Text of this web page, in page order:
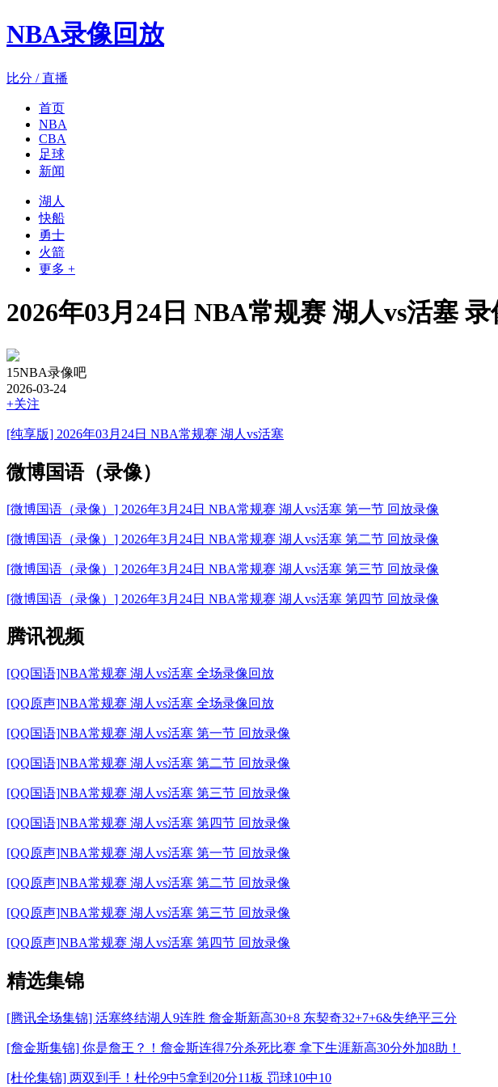
NBA录像回放
比分 / 直播
首页
NBA
CBA
足球
新闻
湖人
快船
勇士
火箭
更多 +
2026年03月24日 NBA常规赛 湖人vs活塞
15NBA录像吧
2026-03-24
+关注
[纯享版] 2026年03月24日 NBA常规赛 湖人vs活塞
微博国语（录像）
[微博国语（录像） ] 2026年3月24日 NBA常规赛 湖人vs活塞 第一节 回放录像
[微博国语（录像） ] 2026年3月24日 NBA常规赛 湖人vs活塞 第二节 回放录像
[微博国语（录像） ] 2026年3月24日 NBA常规赛 湖人vs活塞 第三节 回放录像
[微博国语（录像） ] 2026年3月24日 NBA常规赛 湖人vs活塞 第四节 回放录像
腾讯视频
[QQ国语]NBA常规赛 湖人vs活塞 全场录像回放
[QQ原声]NBA常规赛 湖人vs活塞 全场录像回放
[QQ国语]NBA常规赛 湖人vs活塞 第一节 回放录像
[QQ国语]NBA常规赛 湖人vs活塞 第二节 回放录像
[QQ国语]NBA常规赛 湖人vs活塞 第三节 回放录像
[QQ国语]NBA常规赛 湖人vs活塞 第四节 回放录像
[QQ原声]NBA常规赛 湖人vs活塞 第一节 回放录像
[QQ原声]NBA常规赛 湖人vs活塞 第二节 回放录像
[QQ原声]NBA常规赛 湖人vs活塞 第三节 回放录像
[QQ原声]NBA常规赛 湖人vs活塞 第四节 回放录像
精选集锦
[腾讯全场集锦] 活塞终结湖人9连胜 詹金斯新高30+8 东契奇32+7+6&失绝平三分
[詹金斯集锦] 你是詹王？！詹金斯连得7分杀死比赛 拿下生涯新高30分外加8助！
[杜伦集锦] 两双到手！杜伦9中5拿到20分11板 罚球10中10